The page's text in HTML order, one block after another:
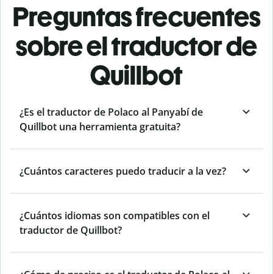
Preguntas frecuentes
sobre el traductor de
Quillbot
¿Es el traductor de Polaco al Panyabí de
Quillbot una herramienta gratuita?
¿Cuántos caracteres puedo traducir a la vez?
¿Cuántos idiomas son compatibles con el
traductor de Quillbot?